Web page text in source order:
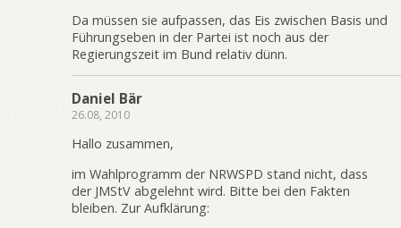
Da müssen sie aufpassen, das Eis zwischen Basis und
Führungseben in der Partei ist noch aus der
Regierungszeit im Bund relativ dünn.
Daniel Bär
26.08, 2010
Hallo zusammen,
im Wahlprogramm der NRWSPD stand nicht, dass
der JMStV abgelehnt wird. Bitte bei den Fakten
bleiben. Zur Aufklärung: